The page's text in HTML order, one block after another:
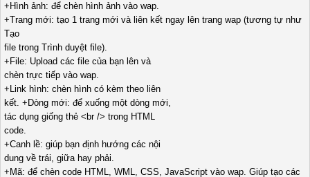
+Hình ảnh: để chèn hình ảnh vào wap.
+Trang mới: tạo 1 trang mới và liên kết ngay lên trang wap (tương tự như
Tạo
file trong Trình duyệt file).
+File: Upload các file của bạn lên và
chèn trực tiếp vào wap.
+Link hình: chèn hình có kèm theo liên
kết. +Dòng mới: để xuống một dòng mới,
tác dụng giống thẻ <br /> trong HTML
code.
+Canh lề: giúp bạn định hướng các nội
dung về trái, giữa hay phải.
+Mã: để chèn code HTML, WML, CSS, JavaScript vào wap. Giúp tạo các